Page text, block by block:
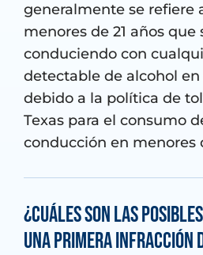
generalmente se refiere
menores de 21 años
conduciendo con
detectable de alcohol en
debido a la política de
Texas para el consumo
conducción en menores
¿Cuáles son las
una primera infracción